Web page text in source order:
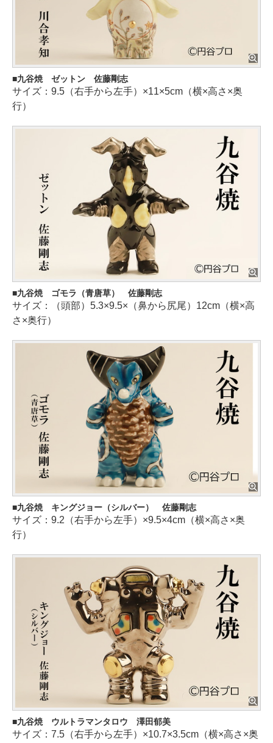
九谷焼 ゼットン 佐藤剛志
サイズ：9.5（右手から左手）×11×5cm（横×高さ×奥
行）
九谷焼 ゴモラ（青唐草） 佐藤剛志
サイズ：（頭部）5.3×9.5×（鼻から尻尾）12cm（横×高
さ×奥行）
九谷焼 キングジョー（シルバー） 佐藤剛志
サイズ：9.2（右手から左手）×9.5×4cm（横×高さ×奥
行）
九谷焼 ウルトラマンタロウ 澤田郁美
サイズ：7.5（右手から左手）×10.7×3.5cm（横×高さ×奥